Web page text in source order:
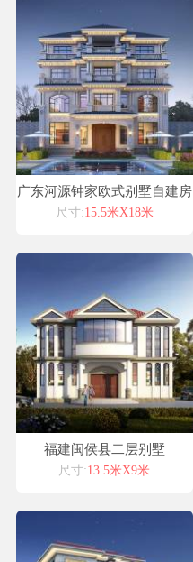
广东河源钟家欧式别墅自建房
设计图纸喜天下建筑设计
尺寸:15.5米X18米
福建闽侯县二层别墅
尺寸:13.5米X9米